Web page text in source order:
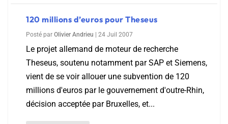
120 millions d’euros pour Theseus
Posté par Olivier Andrieu 24 Juil 2007
Le projet allemand de moteur de recherche
Theseus, soutenu notamment par SAP et Siemens,
vient de se voir allouer une subvention de 120
millions d'euros par le gouvernement d'outre-Rhin,
décision acceptée par Bruxelles, et...